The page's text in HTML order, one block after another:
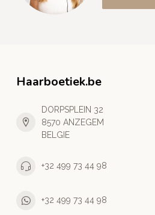
Haarboetiek.be
DORPSPLEIN 32
8570 ANZEGEM
BELGIE
+32 499 73 44 98
+32 499 73 44 98